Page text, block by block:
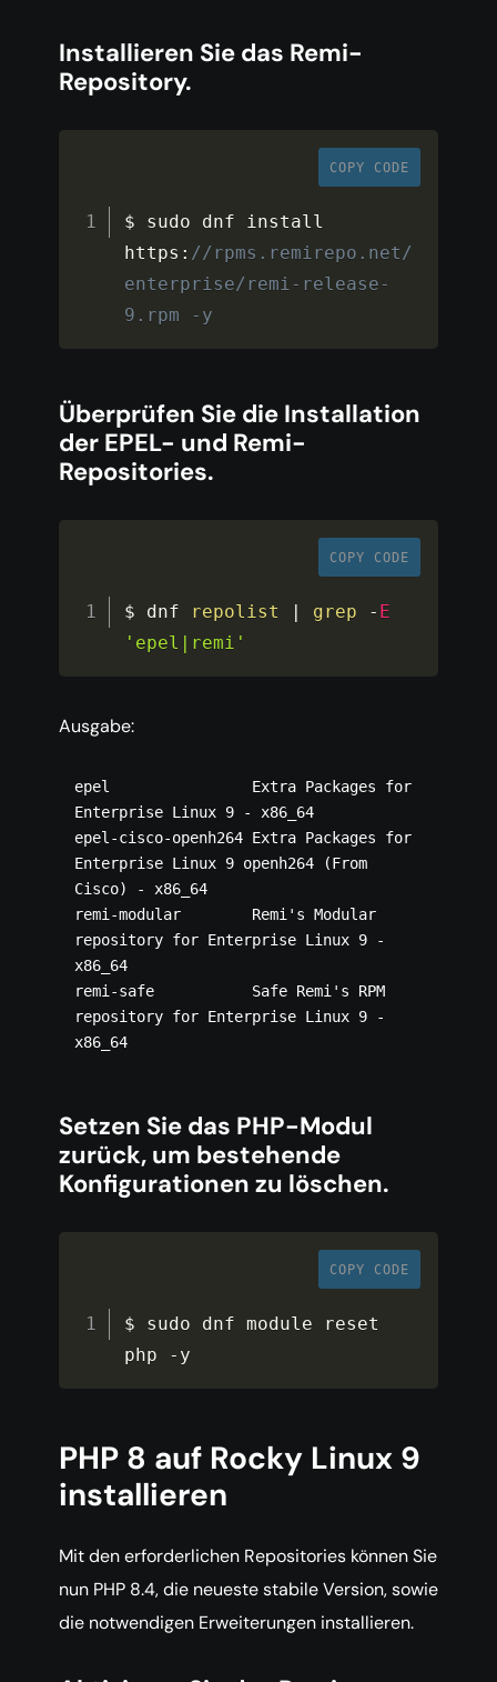
Installieren Sie das Remi-
Repository.
COPY CODE
$ sudo dnf install
https : //rpms.remirepo.net/
enterprise/remi-release-
9.rpm -y
Überprüfen Sie die Installation
der EPEL- und Remi-
Repositories.
COPY CODE
$ dnf repolist grep - E
'epel|remi'
Ausgabe:
epel                Extra Packages for
Enterprise Linux 9 - x86_64
epel-cisco-openh264 Extra Packages for
Enterprise Linux 9 openh264 (From
Cisco) - x86_64
remi-modular        Remi's Modular
repository for Enterprise Linux 9 -
x86_64
remi-safe           Safe Remi's RPM
repository for Enterprise Linux 9 -
Setzen Sie das PHP-Modul
zurück, um bestehende
Konfigurationen zu löschen.
COPY CODE
$ sudo dnf module reset
php - y
PHP 8 auf Rocky Linux 9
installieren
Mit den erforderlichen Repositories können Sie
nun PHP 8.4, die neueste stabile Version, sowie
die notwendigen Erweiterungen installieren.